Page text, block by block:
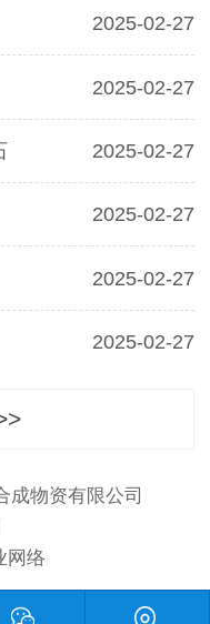
2025-02-27
2025-02-27
2025-02-27
2025-02-27
2025-02-27
2025-02-27
成物资有限公司
网络